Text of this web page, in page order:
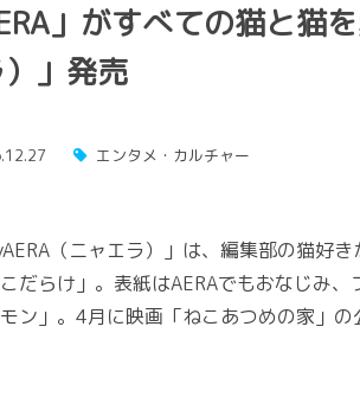
」がすべての猫と猫
」発売
エンタメ・カルチャー
（ニャエラ）」は、編集部の猫好
だらけ」。表紙はAERAでもおなじみ
モン」。4月に映画「ねこあつめの家」